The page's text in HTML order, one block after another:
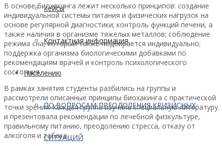
Кейсы
Контактная информация
Населению
ПО ВОПРОСАМ ПРЕОДОЛЕНИЯ КРИЗИСНЫХ
СИТУАЦИЙ
В основе биохакинга лежит несколько принципов: создание
индивидуальной системы питания и физических нагрузок на
основе регулярной диагностики; контроль функций печени, а
также наличия в организме тяжелых металлов; соблюдение
режима сна, который также подбирается индивидуально;
поддержка организма биологическими добавками по
рекомендациям врачей и контроль психологического
состояния.
В рамках занятия студенты разбились на группы и
рассмотрели описанные принципы биохакинга с практической
точки зрения. Каждая группа изучила специальную литературу
и презентовала рекомендации по лечебной физкультуре,
правильному питанию, преодолению стресса, отказу от
алкоголя и табака.